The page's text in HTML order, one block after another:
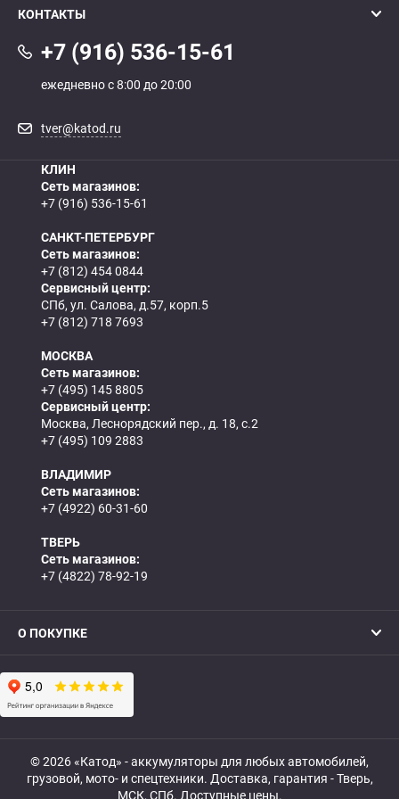
КОНТАКТЫ
+7 (916) 536-15-61
ежедневно с 8:00 до 20:00
tver@katod.ru
КЛИН
Сеть магазинов:
+7 (916) 536-15-61
САНКТ-ПЕТЕРБУРГ
Сеть магазинов:
+7 (812) 454 0844
Сервисный центр:
СПб, ул. Салова, д.57, корп.5
+7 (812) 718 7693
МОСКВА
Сеть магазинов:
+7 (495) 145 8805
Сервисный центр:
Москва, Леснорядский пер., д. 18, с.2
+7 (495) 109 2883
ВЛАДИМИР
Сеть магазинов:
+7 (4922) 60-31-60
ТВЕРЬ
Сеть магазинов:
+7 (4822) 78-92-19
О ПОКУПКЕ
© 2026 «Катод» - аккумуляторы для любых автомобилей,
грузовой, мото- и спецтехники. Доставка, гарантия - Тверь,
МСК, СПб. Доступные цены.